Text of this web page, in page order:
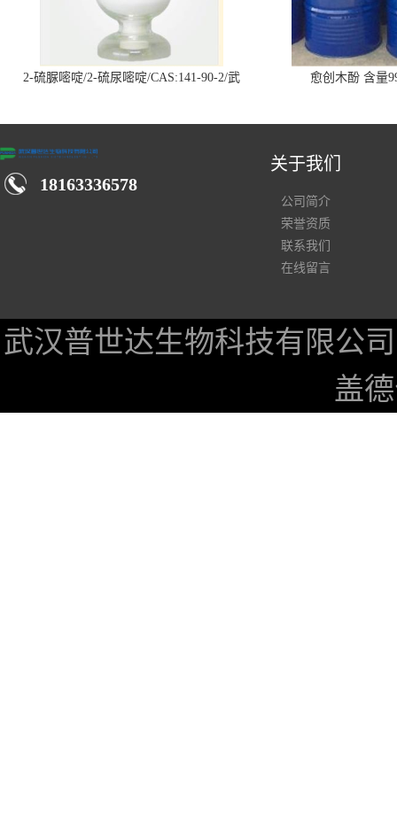
2-硫脲嘧啶/2-硫尿嘧啶/CAS:141-90-2/武
愈创木酚 含量
18163336578
关于我们
公司简介
荣誉资质
联系我们
在线留言
武汉普世达生物科技有限公司
盖